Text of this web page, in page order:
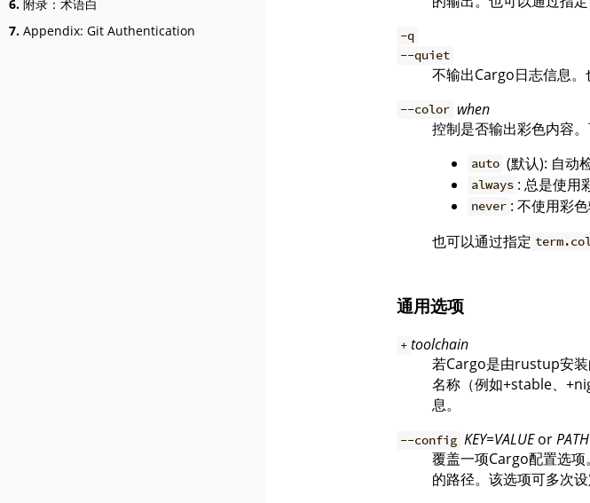
6. 附录：术语白
7. Appendix: Git Authentication
-q
--quiet
不输出Cargo日志信息
--color when
控制是否输出彩色内容
auto (默认): 自动
always : 总是使用
never : 不使用彩色
也可以通过指定
通用选项
+ toolchain
若Cargo是由rustup安
名称（例如+stable、
息。
--config KEY=VALUEorPATH
覆盖一项Cargo配置选
的路径。该选项可多次